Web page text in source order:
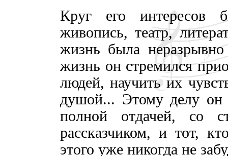
Круг его
живопись, театр,
жизнь была
жизнь он стремился
людей, научить их
душой... Этому делу он
полной отдачей, со
рассказчиком, и тот,
этого уже никогда не